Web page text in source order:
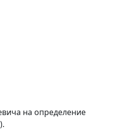
на определение